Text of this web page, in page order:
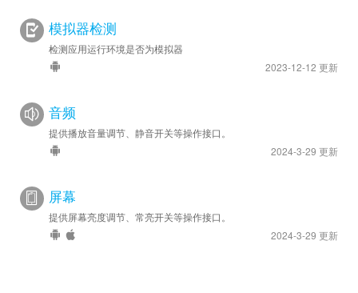
模拟器检测
检测应用运行环境是否为模拟器
2023-12-12 更新
音频
提供播放音量调节、静音开关等操作接口。
2024-3-29 更新
屏幕
提供屏幕亮度调节、常亮开关等操作接口。
2024-3-29 更新